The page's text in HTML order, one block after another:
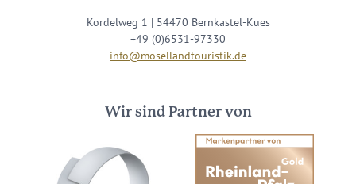
Kordelweg 1 | 54470 Bernkastel-Kues
+49 (0)6531-97330
info@mosellandtouristik.de
Wir sind Partner von